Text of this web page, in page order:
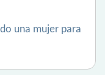
una mujer para